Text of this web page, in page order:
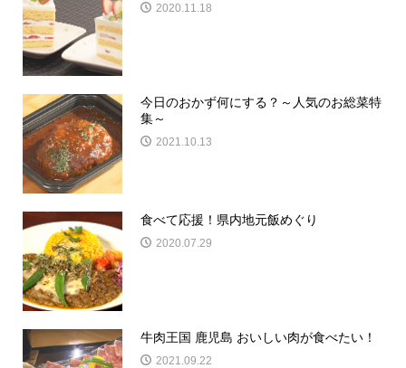
2020.11.18
今日のおかず何にする？～人気のお総菜特
集～
2021.10.13
食べて応援！県内地元飯めぐり
2020.07.29
牛肉王国 鹿児島 おいしい肉が食べたい！
2021.09.22